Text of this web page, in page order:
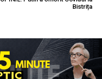
Bistrița